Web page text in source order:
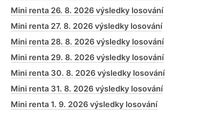
Mini renta 26. 8. 2026 výsledky losování
Mini renta 27. 8. 2026 výsledky losování
Mini renta 28. 8. 2026 výsledky losování
Mini renta 29. 8. 2026 výsledky losování
Mini renta 30. 8. 2026 výsledky losování
Mini renta 31. 8. 2026 výsledky losování
Mini renta 1. 9. 2026 výsledky losování